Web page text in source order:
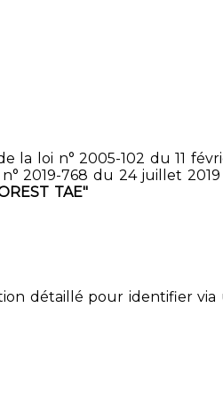
la loi n° 2005-102 du 11
2019-768 du 24 juillet
TAE"
détaillé pour identifier